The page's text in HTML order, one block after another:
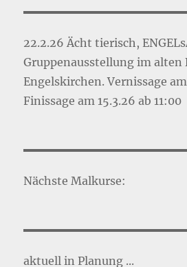
22.2.26 Ächt tierisch,
Gruppenausstellung im alten
Engelskirchen. Vernissage am
Finissage am 15.3.26 ab 11:00
Nächste Malkurse:
aktuell in Planung ...